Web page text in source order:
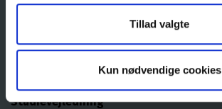
Tillad valgte
Kun nødvendige cookies
Åbningstider
Kontoret
Mandag - torsdag: 07.30 - 15.30
Fredag: 07.30 - 14.30
Studievejledning